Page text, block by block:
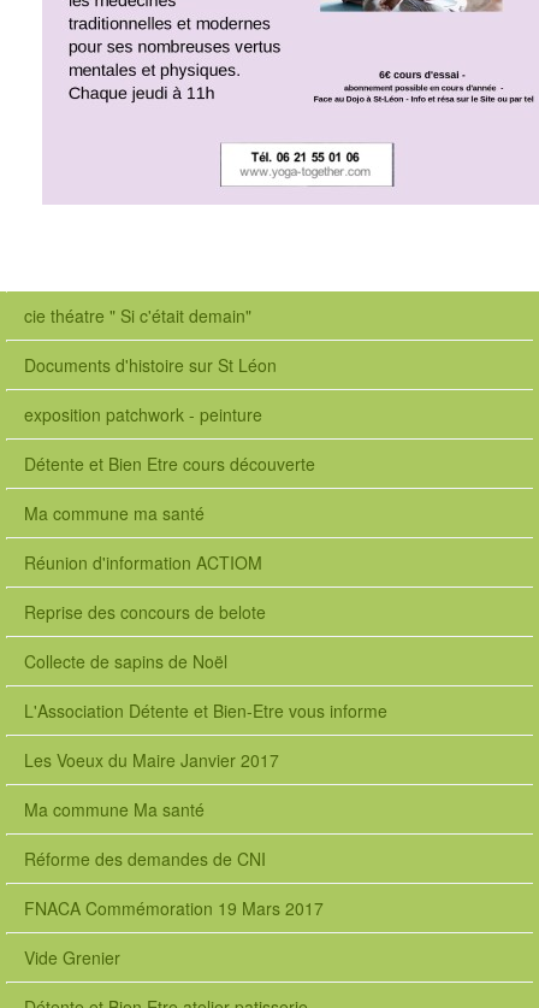
cie théatre " Si c'était demain"
Documents d'histoire sur St Léon
exposition patchwork - peinture
Détente et Bien Etre cours découverte
Ma commune ma santé
Réunion d'information ACTIOM
Reprise des concours de belote
Collecte de sapins de Noël
L'Association Détente et Bien-Etre vous informe
Les Voeux du Maire Janvier 2017
Ma commune Ma santé
Réforme des demandes de CNI
FNACA Commémoration 19 Mars 2017
Vide Grenier